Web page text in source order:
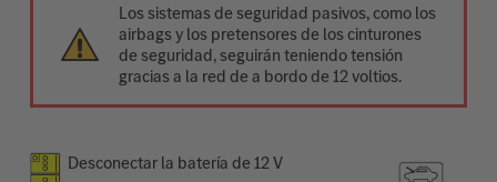
Los sistemas de seguridad pasivos, como los
airbags y los pretensores de los cinturones
de seguridad, seguirán teniendo tensión
gracias a la red de a bordo de 12 voltios.
Desconectar la batería de 12 V